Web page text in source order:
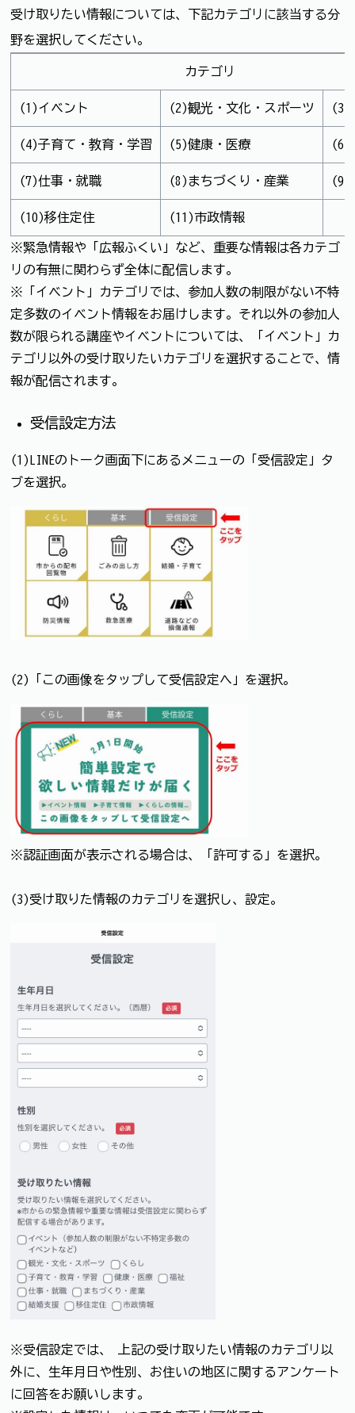
受け取りたい情報については、下記カテゴリに該当する分
野を選択してください。
カテゴリ
(1)イベント (2)観光・文化・スポーツ (3)
(4)子育て・教育・学習 (5)健康・医療 (6)
(7)仕事・就職 (8)まちづくり・産業 (9)
(10)移住定住 (11)市政情報
※緊急情報や「広報ふくい」など、重要な情報は各カテゴ
リの有無に関わらず全体に配信します。
※「イベント」カテゴリでは、参加人数の制限がない不特
定多数のイベント情報をお届けします。それ以外の参加人
数が限られる講座やイベントについては、「イベント」カ
テゴリ以外の受け取りたいカテゴリを選択することで、情
報が配信されます。
受信設定方法
(1)LINEのトーク画面下にあるメニューの「受信設定」タ
ブを選択。
(2)「この画像をタップして受信設定へ」を選択。
※認証画面が表示される場合は、「許可する」を選択。
(3)受け取りた情報のカテゴリを選択し、設定。
※受信設定では、 上記の受け取りたい情報のカテゴリ以
外に、生年月日や性別、お住いの地区に関するアンケート
に回答をお願いします。